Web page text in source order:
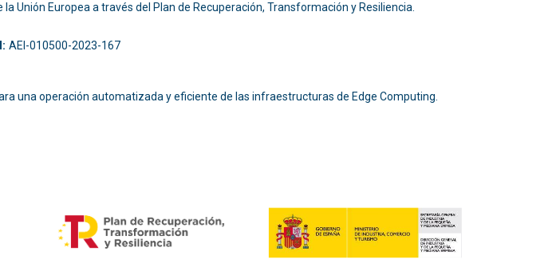
Unión Europea a través del Plan de Recuperación, Transformación y Resiliencia.
AEI-010500-2023-167
una operación automatizada y eficiente de las infraestructuras de Edge Computing.